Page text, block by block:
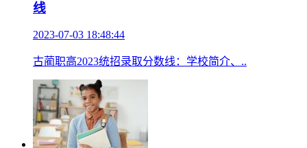
线
2023-07-03 18:48:44
古蔺职高2023统招录取分数线：学校简介、..